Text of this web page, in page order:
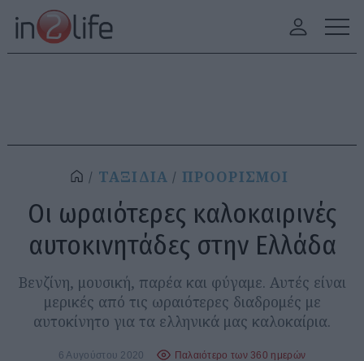
ΤΑΞΙΔΙΑ ΠΡΟΟΡΙΣΜΟΙ
Οι ωραιότερες καλοκαιρινές
αυτοκινητάδες στην Ελλάδα
Βενζίνη, μουσική, παρέα και φύγαμε. Αυτές είναι
μερικές από τις ωραιότερες διαδρομές με
αυτοκίνητο για τα ελληνικά μας καλοκαίρια.
6 Αυγούστου 2020 Παλαιότερο των 360 ημερών